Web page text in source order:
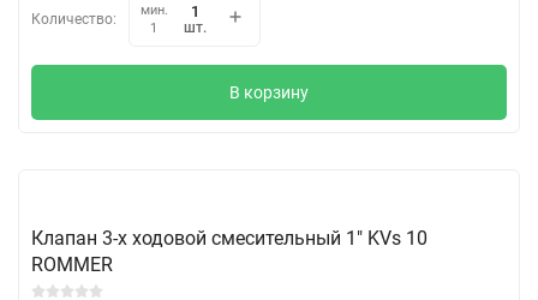
Количество:
мин.
1
шт.
В корзину
Клапан 3-х ходовой смесительный 1" KVs 10
ROMMER